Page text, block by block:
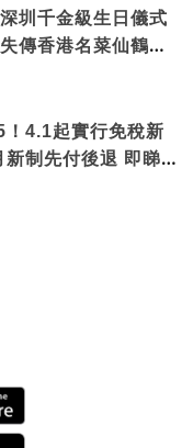
圳千金級生日儀式
傳香港名菜仙鶴神
！4.1起實行免稅新
制先付後退 即睇步